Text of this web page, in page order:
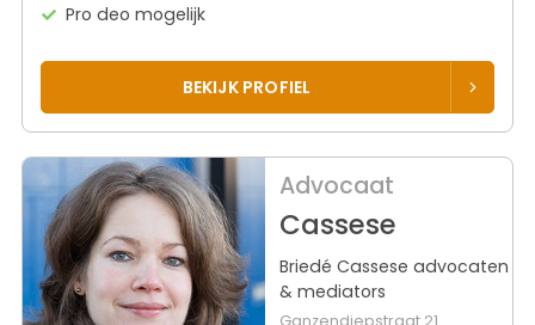
Pro deo mogelijk
BEKIJK PROFIEL
Advocaat
Cassese
Briedé Cassese advocaten
& mediators